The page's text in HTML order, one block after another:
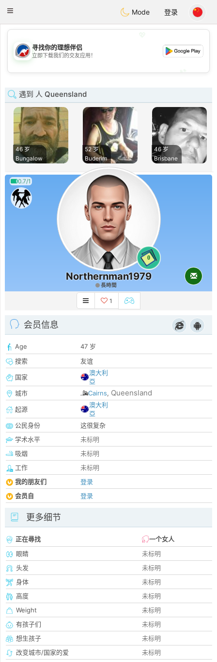
AustraliaChat
Toggle
Mode 登录
💖
💕
寻找你的理想伴侣
立即下载我们的交友应用！
遇到 人 Queensland
46 岁
Bungalow
52 岁
Buderim
46 岁
Brisbane
0.7/1
0
Northernman1979
長時間
1
会员信息
Age
47 岁
搜索
友谊
国家
澳大利
亞
城市
Cairns, Queensland
起源
澳大利
亞
公民身份
这很复杂
学术水平
未标明
吸烟
未标明
工作
未标明
我的朋友们
登录
会员自
登录
更多细节
正在尋找
一个女人
眼睛
未标明
头发
未标明
身体
未标明
高度
未标明
Weight
未标明
有孩子们
未标明
想生孩子
未标明
改变城市/国家的爱
未标明